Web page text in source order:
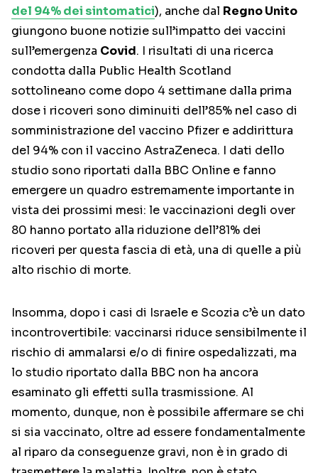
del 94% dei sintomatici), anche dal Regno Unito
giungono buone notizie sull’impatto dei vaccini
sull’emergenza Covid. I risultati di una ricerca
condotta dalla Public Health Scotland
sottolineano come dopo 4 settimane dalla prima
dose i ricoveri sono diminuiti dell’85% nel caso di
somministrazione del vaccino Pfizer e addirittura
del 94% con il vaccino AstraZeneca. I dati dello
studio sono riportati dalla BBC Online e fanno
emergere un quadro estremamente importante in
vista dei prossimi mesi: le vaccinazioni degli over
80 hanno portato alla riduzione dell’81% dei
ricoveri per questa fascia di età, una di quelle a più
alto rischio di morte.
Insomma, dopo i casi di Israele e Scozia c’è un dato
incontrovertibile: vaccinarsi riduce sensibilmente il
rischio di ammalarsi e/o di finire ospedalizzati, ma
lo studio riportato dalla BBC non ha ancora
esaminato gli effetti sulla trasmissione. Al
momento, dunque, non è possibile affermare se chi
si sia vaccinato, oltre ad essere fondamentalmente
al riparo da conseguenze gravi, non è in grado di